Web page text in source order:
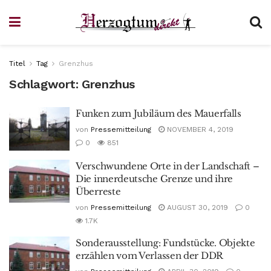
Titel Tag Grenzhus
Schlagwort: Grenzhus
Funken zum Jubiläum des Mauerfalls
von Pressemitteilung
NOVEMBER 4, 2019
0
851
Verschwundene Orte in der Landschaft –
Die innerdeutsche Grenze und ihre
Überreste
von Pressemitteilung AUGUST 30, 2019
0
1.7K
Sonderausstellung: Fundstücke. Objekte
erzählen vom Verlassen der DDR